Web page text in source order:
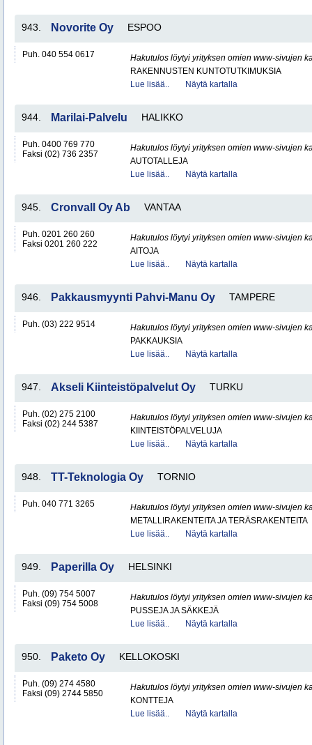
943. Novorite Oy ESPOO
Puh. 040 554 0617
Hakutulos löytyi yrityksen omien www-sivujen
RAKENNUSTEN KUNTOTUTKIMUKSIA
Lue lisää..
Näytä kartalla
944. Marilai-Palvelu HALIKKO
Puh. 0400 769 770
Faksi (02) 736 2357
Hakutulos löytyi yrityksen omien www-sivujen
AUTOTALLEJA
Lue lisää..
Näytä kartalla
945. Cronvall Oy Ab VANTAA
Puh. 0201 260 260
Faksi 0201 260 222
Hakutulos löytyi yrityksen omien www-sivujen
AITOJA
Lue lisää..
Näytä kartalla
946. Pakkausmyynti Pahvi-Manu Oy TAMPERE
Puh. (03) 222 9514
Hakutulos löytyi yrityksen omien www-sivujen
PAKKAUKSIA
Lue lisää..
Näytä kartalla
947. Akseli Kiinteistöpalvelut Oy TURKU
Puh. (02) 275 2100
Faksi (02) 244 5387
Hakutulos löytyi yrityksen omien www-sivujen
KIINTEISTÖPALVELUJA
Lue lisää..
Näytä kartalla
948. TT-Teknologia Oy TORNIO
Puh. 040 771 3265
Hakutulos löytyi yrityksen omien www-sivujen
METALLIRAKENTEITA JA TERÄSRAKENTEITA
Lue lisää..
Näytä kartalla
949. Paperilla Oy HELSINKI
Puh. (09) 754 5007
Faksi (09) 754 5008
Hakutulos löytyi yrityksen omien www-sivujen
PUSSEJA JA SÄKKEJÄ
Lue lisää..
Näytä kartalla
950. Paketo Oy KELLOKOSKI
Puh. (09) 274 4580
Faksi (09) 2744 5850
Hakutulos löytyi yrityksen omien www-sivujen
KONTTEJA
Lue lisää..
Näytä kartalla